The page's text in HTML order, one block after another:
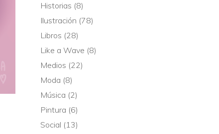
Historias (8)
Ilustración (78)
Libros (28)
Like a Wave (8)
Medios (22)
Moda (8)
Música (2)
Pintura (6)
Social (13)